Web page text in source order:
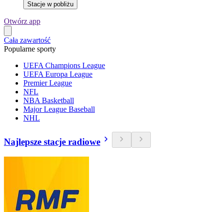
Stacje w pobliżu
Otwórz app
Cała zawartość
Popularne sporty
UEFA Champions League
UEFA Europa League
Premier League
NFL
NBA Basketball
Major League Baseball
NHL
Najlepsze stacje radiowe